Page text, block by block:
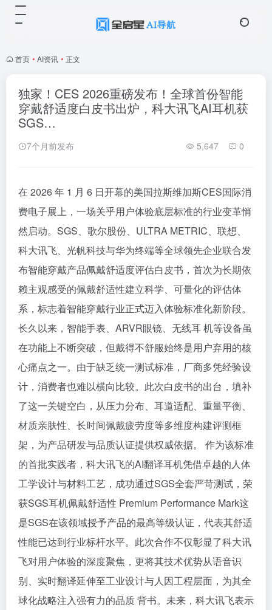
首页 • AI资讯 • 正文
独家！CES 2026重磅发布！全球首份智能
穿戴舒适度白皮书出炉，科大讯飞AI耳机获
SGS…
7个月前发布 5,647 0
在 2026 年 1 月 6 日开幕的美国拉斯维加斯CES国际消
费电子展上，一场关乎用户体验底层标准的行业变革悄
然启动。SGS、歌尔股份、ULTRA METRIC、联想、
科大讯飞、光帆科技与华为终端等全球领先企业联合发
布智能穿戴产品佩戴舒适度评估白皮书，首次为长期依
赖主观感受的佩戴舒适性建立科学、可量化的评估体
系，标志着智能穿戴行业正式迈入体验标准化新阶段。
长久以来，智能手表、ARVR眼镜、无线耳 机等设备虽
在功能上不断突破，但戴得不舒服始终是用户弃用的核
心痛点之一。由于缺乏统一测试标准，厂商多凭经验设
计，消费者也难以横向比较。此次白皮书的出台，填补
了这一关键空白，从压力分布、耳道适配、重量平衡、
材质亲肤性、长时间佩戴疲劳度等多维度构建评测框
架，为产品研发与品质认证提供权威依据。 作为该标准
的首批实践者，科大讯飞的AI翻译耳机凭借卓越的人体
工学设计与材料工艺，成功通过SGS全套严苛测试，荣
获SGS耳机佩戴舒适性 Premium Performance Mark这
是SGS在该领域授予产品的最高等级认证，代表其舒适
性能已达到行业标杆水平。此次合作不仅彰显了科大讯
飞对用户体验的深度聚焦，更将其技术优势从语音识
别、实时翻译延伸至工业设计与人因工程层面，为其全
球化战略注入强有力的品质 背书。未来，科大讯飞表示